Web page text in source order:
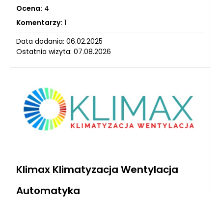
Ocena: 4
Komentarzy: 1
Data dodania: 06.02.2025
Ostatnia wizyta: 07.08.2026
Klimax Klimatyzacja Wentylacja
Automatyka